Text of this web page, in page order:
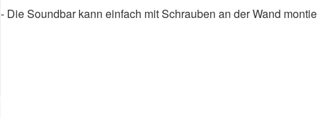
- Die Soundbar kann einfach mit Schrauben an der Wand